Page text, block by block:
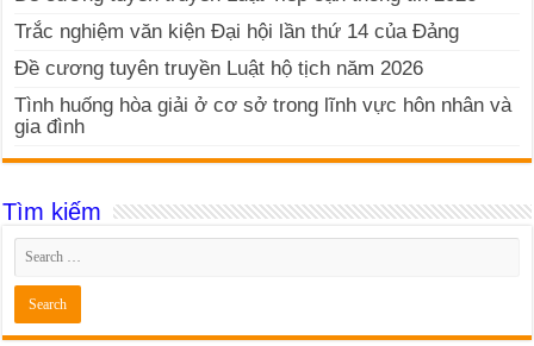
Trắc nghiệm văn kiện Đại hội lần thứ 14 của Đảng
Đề cương tuyên truyền Luật hộ tịch năm 2026
Tình huống hòa giải ở cơ sở trong lĩnh vực hôn nhân và
gia đình
Tìm kiếm